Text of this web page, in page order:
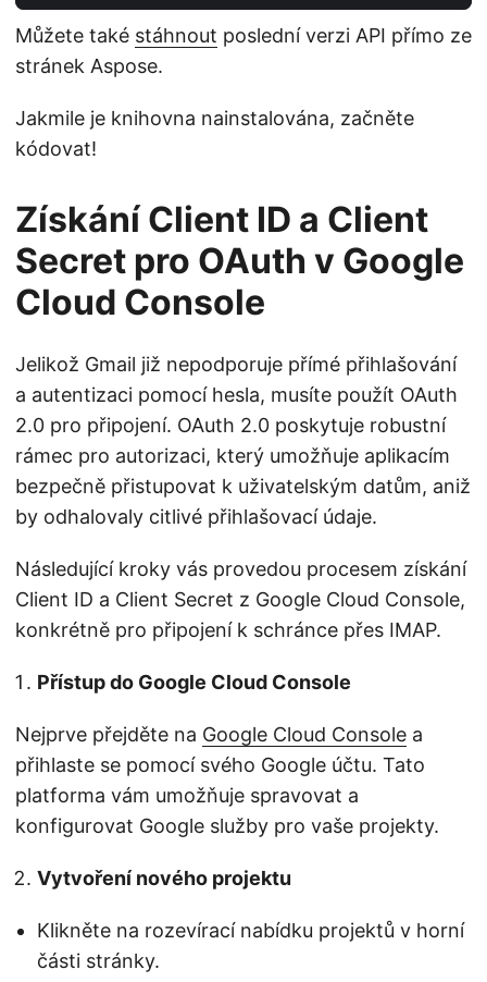
Můžete také stáhnout poslední verzi API přímo ze
stránek Aspose.
Jakmile je knihovna nainstalována, začněte
kódovat!
Získání Client ID a Client
Secret pro OAuth v Google
Cloud Console
Jelikož Gmail již nepodporuje přímé přihlašování
a autentizaci pomocí hesla, musíte použít OAuth
2.0 pro připojení. OAuth 2.0 poskytuje robustní
rámec pro autorizaci, který umožňuje aplikacím
bezpečně přistupovat k uživatelským datům, aniž
by odhalovaly citlivé přihlašovací údaje.
Následující kroky vás provedou procesem získání
Client ID a Client Secret z Google Cloud Console,
konkrétně pro připojení k schránce přes IMAP.
Přístup do Google Cloud Console
Nejprve přejděte na Google Cloud Console a
přihlaste se pomocí svého Google účtu. Tato
platforma vám umožňuje spravovat a
konfigurovat Google služby pro vaše projekty.
Vytvoření nového projektu
Klikněte na rozevírací nabídku projektů v horní
části stránky.